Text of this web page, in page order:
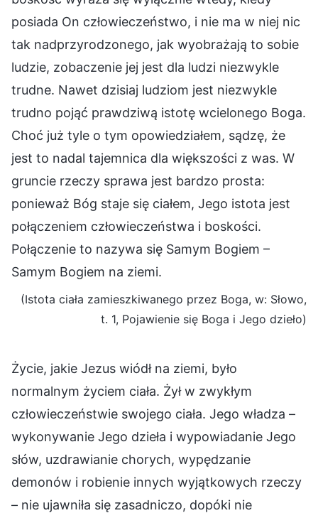
posiada On człowieczeństwo, i nie ma w niej nic
tak nadprzyrodzonego, jak wyobrażają to sobie
ludzie, zobaczenie jej jest dla ludzi niezwykle
trudne. Nawet dzisiaj ludziom jest niezwykle
trudno pojąć prawdziwą istotę wcielonego Boga.
Choć już tyle o tym opowiedziałem, sądzę, że
jest to nadal tajemnica dla większości z was. W
gruncie rzeczy sprawa jest bardzo prosta:
ponieważ Bóg staje się ciałem, Jego istota jest
połączeniem człowieczeństwa i boskości.
Połączenie to nazywa się Samym Bogiem –
Samym Bogiem na ziemi.
(Istota ciała zamieszkiwanego przez Boga, w: Słowo,
t. 1, Pojawienie się Boga i Jego dzieło)
Życie, jakie Jezus wiódł na ziemi, było
normalnym życiem ciała. Żył w zwykłym
człowieczeństwie swojego ciała. Jego władza –
wykonywanie Jego dzieła i wypowiadanie Jego
słów, uzdrawianie chorych, wypędzanie
demonów i robienie innych wyjątkowych rzeczy
– nie ujawniła się zasadniczo, dopóki nie